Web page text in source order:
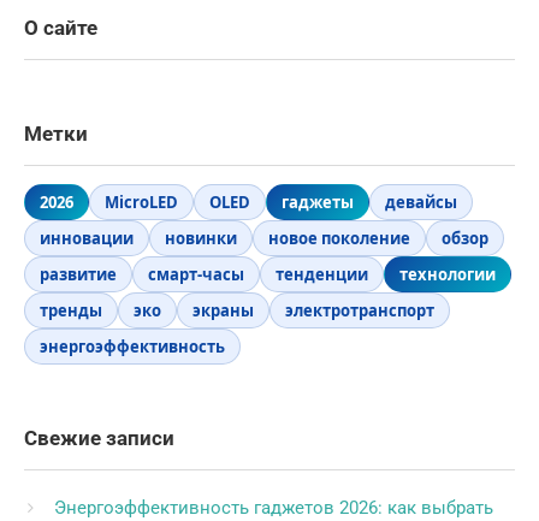
О сайте
Метки
2026 MicroLED OLED гаджеты
девайсы
инновации
новинки новое поколение
обзор
развитие
смарт-часы тенденции
технологии
тренды
эко экраны
электротранспорт
энергоэффективность
Свежие записи
Энергоэффективность гаджетов 2026: как выбрать